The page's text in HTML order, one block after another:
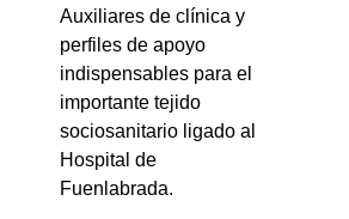
Auxiliares de clínica y
perfiles de apoyo
indispensables para el
importante tejido
sociosanitario ligado al
Hospital de
Fuenlabrada.